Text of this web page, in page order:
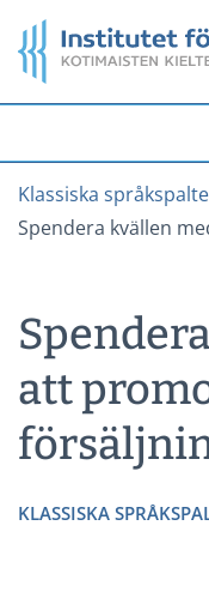
till
innehåll
Startsida
Klassiska
Spendera kvällen
att
KLASSISKA